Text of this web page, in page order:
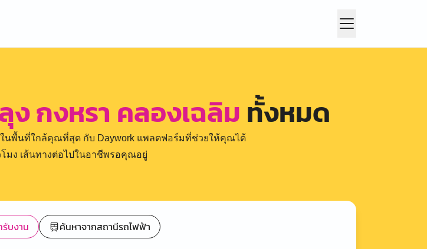
กงหรา คลองเฉลิม ทั้งหมด
พื้นที่ใกล้คุณที่สุด กับ Daywork แพลตฟอร์มที่ช่วยให้คุณได้
โมง เส้นทางต่อไปในอาชีพรอคุณอยู่
บงาน ค้นหาจากสถานีรถไฟฟ้า